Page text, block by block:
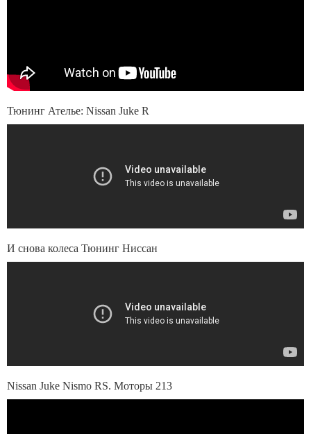
Тюнинг Ателье: Nissan Juke R
И снова колеса Тюнинг Ниссан
Nissan Juke Nismo RS. Моторы 213